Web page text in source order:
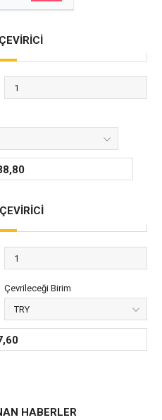
Çevrileceği Birim
HABERLER